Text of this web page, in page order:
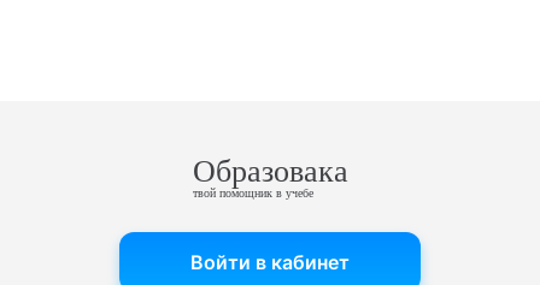
Образовака
твой помощник в учебе
Войти в кабинет